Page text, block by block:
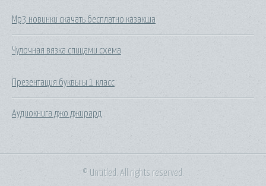
Мр3 новинки скачать бесплатно казакша
Чулочная вязка спицами схема
Презентация буквы ы 1 класс
Аудиокнига джо джирард
© Untitled. All rights reserved.